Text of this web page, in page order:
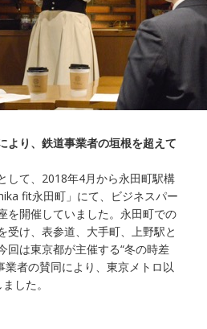
より、鉄道事業者の垣根を超えて
して、2018年4月から永田町駅構
fit永田町」にて、ビジネスパー
を開催していました。永田町での
受け、表参道、大手町、上野駅と
回は東京都が主催する“冬の時差
業者の賛同により、東京メトロ以
した。